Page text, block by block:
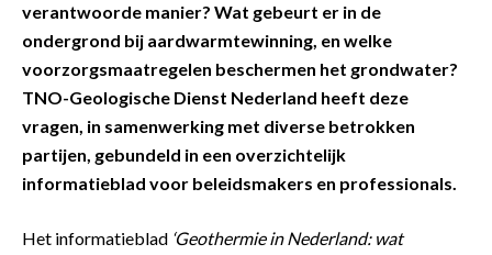
verantwoorde manier? Wat gebeurt er in de
ondergrond bij aardwarmtewinning, en welke
voorzorgsmaatregelen beschermen het grondwater?
TNO-Geologische Dienst Nederland heeft deze
vragen, in samenwerking met diverse betrokken
partijen, gebundeld in een overzichtelijk
informatieblad voor beleidsmakers en professionals.
Het informatieblad ‘Geothermie in Nederland: wat